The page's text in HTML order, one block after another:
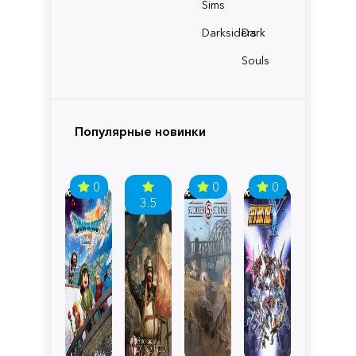
Sims
Darksiders
Dark
Souls
Популярные новинки
0
3.5
0 0